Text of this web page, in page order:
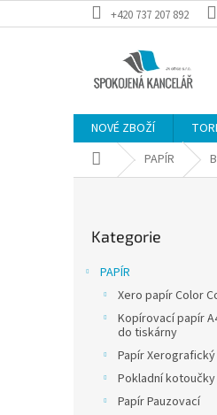
na
+420 737 207 892
NOVÉ ZBOŽÍ
Domů PAPÍR
kategorie
Kategorie
PAPÍR
Xero papír Color
Kopírovací papír
do tiskárny
Papír
Pokladní
Papír Pauzovací